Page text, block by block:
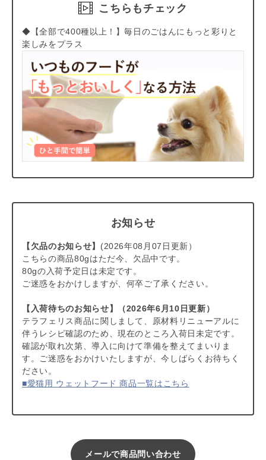
ではなく「人が食べる品質」であることを重要視しており、人用
ラフェリスの生産工場は、人間用食品品質基準に沿って建設さ
れ、人間グレードの食品会社として運営されています。ヒューマ
ングレードよりもさらに高品質なヒューマンクオリティにこだわ
っているのです。
サステナビリティと環境保護
テラフェリスは2005年の設立以来、一貫してより良い健康的な
猫の栄養に焦点を当ててきました。 環境にやさしくリサイクル
可能なパッケージを使用したり、環境および動物保護プロジェク
トの推進、持続可能な生産とエネルギー効率を最優先事項として
取り組んでいます。
【マルチプロテインシリーズ】があり、味は全部で10種類。80g
日違う味を楽しむのもおすすめですよ。
◎モノプロテインシリーズ・・・【チキン】
【ビーフ】、【ラビット】、【サーモン】
【モノアソートボックス】
ーフ＆ラビット】、【サーモン＆チキン】、 【ラビット＆ターキ
ー】、【ラム＆チキン】、5種類全部入った【マルチアソートボ
ックス】
＃モノプロテインシリーズ
こちらもチェック
◆【全部で400種以上！】毎日のごはんにもっと彩りと
楽しみをプラス
お知らせ
【欠品のお知らせ】 (2026年08月07日更新）
こちらの商品80gはただ今、欠品中です。
80gの入荷予定日は未定です。
ご迷惑をおかけしますが、何卒ご了承ください。
【入荷待ちのお知らせ】（2026年6月10日更新）
テラフェリス商品に関しまして、原材料リニューアルに
伴うレシピ確認のため、現在のところ入荷日未定です。
確認が取れ次第、導入に向けて準備を整えてまいりま
す。ご迷惑をおかけいたしますが、今しばらくお待ちく
ださい。
■愛猫用 ウェットフード 商品一覧はこちら
メールで商品問い合わせ